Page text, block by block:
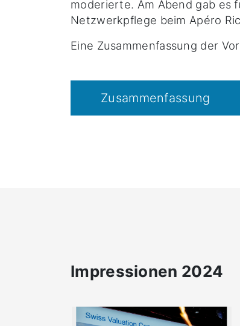
moderierte. Am Abend gab es
Netzwerkpflege beim Apéro
Eine Zusammenfassung der
Zusammenfassung
Impressionen 2024